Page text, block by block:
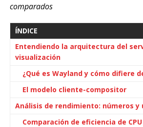
comparados
ÍNDICE
Entendiendo la arquitectura del
visualización
¿Qué es Wayland y cómo difiere
El modelo cliente-compositor
Análisis de rendimiento: números y
Comparación de eficiencia de CPU